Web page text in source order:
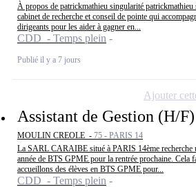
À propos de patrickmathieu singularité
cabinet de recherche et conseil de pointe qui
dirigeants pour les aider à gagner en...
CDD - Temps plein
Publié il y a 7 jours
Assistant de Gestion (H/F)
MOULIN CREOLE - 75 - PARIS 14
La SARL CARAIBE situé à PARIS 14ème recherche
année de BTS GPME pour la rentrée prochaine. Cela
accueillons des élèves en BTS GPME pour...
CDD - Temps plein
Ajouter